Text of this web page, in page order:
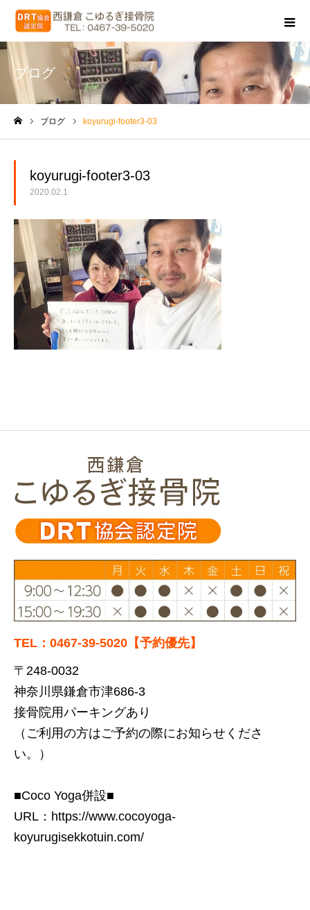
ブログ
ブログ koyurugi-footer3-03
koyurugi-footer3-03
2020.02.1
TEL：0467-39-5020【予約優先】
〒248-0032
神奈川県鎌倉市津686-3
接骨院用パーキングあり
（ご利用の方はご予約の際にお知らせくださ
い。）
■Coco Yoga併設■
URL： https://www.cocoyoga-
koyurugisekkotuin.com/